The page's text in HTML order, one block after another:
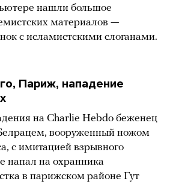
нашли большое
материалов —
с исламистскими слоганами.
Париж, нападение
на Charlie Hebdo беженец
вооруженный ножом
с имитацией взрывного
напал на охранника
в парижском районе Гут